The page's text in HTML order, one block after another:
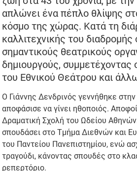
απλώνει ένα πέπλο θλίψης
κόσμο της χώρας. Κατά τη
καλλιτεχνικής του
σημαντικούς θεατρικούς
δημιουργούς, συμμετέχοντας
του Εθνικού Θεάτρου και
Ο Γιάννης Δενδρινός γεννήθηκε
αποφάσισε να γίνει ηθοποιός.
Δραματική Σχολή του Ωδείου
σπουδάσει στο Τμήμα Διεθνών και
του Παντείου Πανεπιστημίου, ενώ
τραγούδι, κάνοντας σπουδές στο
ρεπερτόριο.